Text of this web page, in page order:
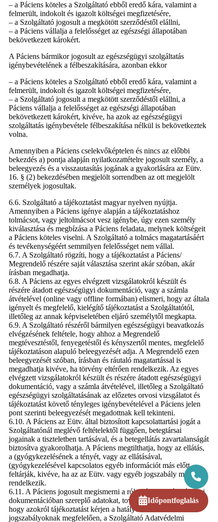
– a Páciens köteles a Szolgáltató ebből eredő kára, valamint a
felmerült, indokolt és igazolt költségei megfizetésére,
– a Szolgáltató jogosult a megkötött szerződéstől elállni,
– a Páciens vállalja a felelősséget az egészségi állapotában
bekövetkezett károkért.
A Páciens bármikor jogosult az egészségügyi szolgáltatás
igénybevételének a félbeszakítására, azonban ekkor
– a Páciens köteles a Szolgáltató ebből eredő kára, valamint a
felmerült, indokolt és igazolt költségei megfizetésére,
– a Szolgáltató jogosult a megkötött szerződéstől elállni, a
Páciens vállalja a felelősséget az egészségi állapotában
bekövetkezett károkért, kivéve, ha azok az egészségügyi
szolgáltatás igénybevétele félbeszakítása nélkül is bekövetkeztek
volna.
Amennyiben a Páciens cselekvőképtelen és nincs az előbbi
bekezdés a) pontja alapján nyilatkozattételre jogosult személy, a
beleegyezés és a visszautasítás jogának a gyakorlására az Eütv.
16. § (2) bekezdésében megjelölt sorrendben az ott megjelölt
személyek jogosultak.
6.6. Szolgáltató a tájékoztatást magyar nyelven nyújtja.
Amennyiben a Páciens igénye alapján a tájékoztatáshoz
tolmácsot, vagy jeltolmácsot vesz igénybe, úgy ezen személy
kiválasztása és megbízása a Páciens feladata, melynek költségeit
a Páciens köteles viselni. A Szolgáltató a tolmács magatartásáért
és tevékenységéért semmilyen felelősséget nem vállal.
6.7. A Szolgáltató rögzíti, hogy a tájékoztatást a Páciens/
Megrendelő részére saját választása szerint akár szóban, akár
írásban megadhatja.
6.8. A Páciens az egyes elvégzett vizsgálatokról készült és
részére átadott egészségügyi dokumentáció, vagy a számla
átvételével (online vagy offline formában) elismeri, hogy az általa
igényelt és megfelelő, kielégítő tájékoztatást a Szolgáltatótól,
illetőleg az annak képviseletében eljáró személytől megkapta.
6.9. A Szolgáltató részéről bármilyen egészségügyi beavatkozás
elvégzésének feltétele, hogy ahhoz a Megrendelő
megtévesztéstől, fenyegetéstől és kényszertől mentes, megfelelő
tájékoztatáson alapuló beleegyezését adja. A Megrendelő ezen
beleegyezését szóban, írásban és ráutaló magatartással is
megadhatja kivéve, ha törvény eltérően rendelkezik. Az egyes
elvégzett vizsgálatokról készült és részére átadott egészségügyi
dokumentáció, vagy a számla átvételével, illetőleg a Szolgáltató
egészségügyi szolgáltatásának az előzetes orvosi vizsgálatot és
tájékoztatást követő tényleges igénybevételével a Páciens jelen
pont szerinti beleegyezését megadottnak kell tekinteni.
6.10. A Páciens az Eütv. által biztosított kapcsolattartási jogát a
Szolgáltatónál meglévő feltételektől függően, betegtársai
jogainak a tiszteletben tartásával, és a betegellátás zavartalanságát
biztosítva gyakorolhatja. A Páciens megtilthatja, hogy az ellátás,
a (gyógykezelésének a tényét, vagy az ellátásával,
(gyógykezelésével kapcsolatos egyéb információt más előtt
feltárják, kivéve, ha az az Eütv. vagy egyéb jogszabály másként
rendelkezik.
6.11. A Páciens jogosult megismerni a róla készült egészségügyi
dokumentációban szereplő adatokat, tovább joga van ahhoz,
hogy azokról tájékoztatást kérjen a hatályos adatvédelmi
jogszabályoknak megfelelően, a Szolgáltató Adatvédelmi
Időpontfoglalás